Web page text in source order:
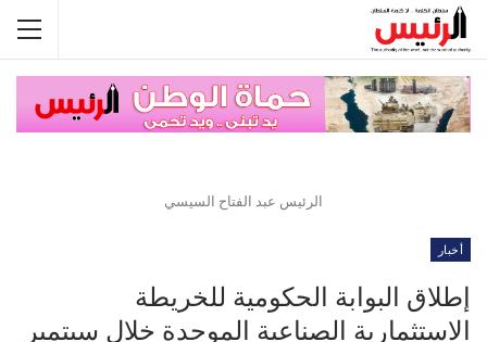
الرئيس عبد الفتاح السيسي
أخبار
إطلاق البوابة الحكومية للخريطة
الاستثمارية الصناعية الموحدة خلال سبتمبر